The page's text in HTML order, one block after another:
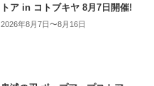
トア in コトブキヤ 8月7日開催!
2026年8月7日〜8月16日